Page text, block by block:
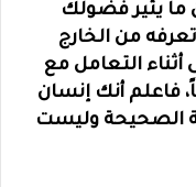
ما يثير فضولك
من الخارج
التعامل مع
فاعلم أنك إنسان
الصحيحة وليست